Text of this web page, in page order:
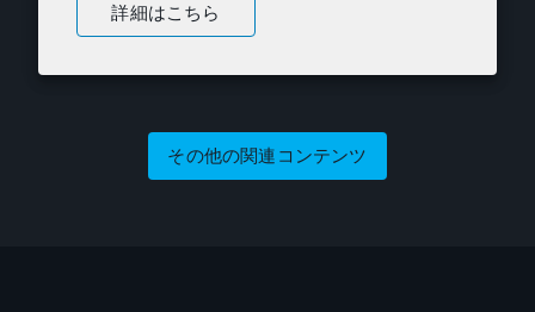
詳細はこちら
その他の関連コンテンツ